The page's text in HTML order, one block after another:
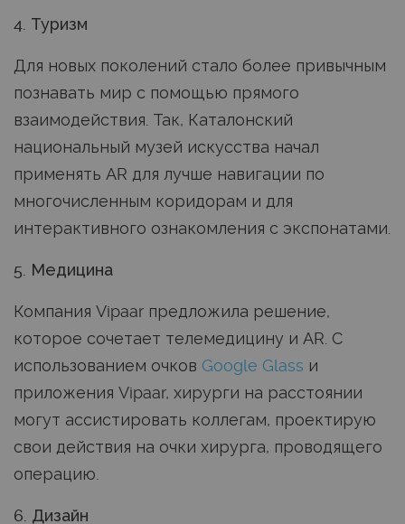
4. Туризм
Для новых поколений стало более привычным
познавать мир с помощью прямого
взаимодействия. Так, Каталонский
национальный музей искусства начал
применять AR для лучше навигации по
многочисленным коридорам и для
интерактивного ознакомления с экспонатами.
5. Медицина
Компания Vipaar предложила решение,
которое сочетает телемедицину и AR. С
использованием очков Google Glass и
приложения Vipaar, хирурги на расстоянии
могут ассистировать коллегам, проектирую
свои действия на очки хирурга, проводящего
операцию.
6. Дизайн